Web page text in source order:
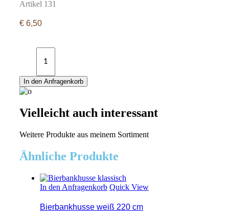
Artikel 131
€ 6,50
In den Anfragenkorb
Vielleicht auch interessant
Weitere Produkte aus meinem Sortiment
Ähnliche Produkte
In den Anfragenkorb Quick View
Bierbankhusse weiß 220 cm